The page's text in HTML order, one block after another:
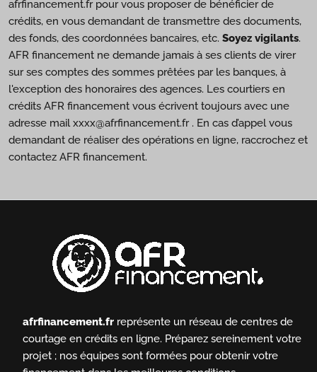
afrfinancement.fr pour vous proposer de bénéficier de
crédits, en vous demandant de transmettre des documents,
des fonds, des coordonnées bancaires, etc. Soyez vigilants.
AFR financement ne demande jamais à ses clients de virer
sur ses comptes des sommes prêtées par les banques, à
l'exception des honoraires des agences. Les courtiers en
crédits AFR financement vous écrivent toujours avec une
adresse mail xxxx@afrfinancement.fr . En cas d’appel vous
demandant de réaliser des opérations en ligne, raccrochez et
contactez AFR financement.
afrfinancement.fr représente un réseau de centres de
courtage en crédits en ligne. Préparez sereinement votre
projet ; nos équipes sont formées pour obtenir votre